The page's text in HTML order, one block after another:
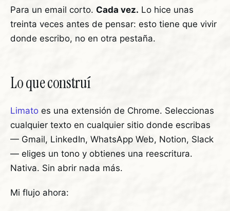
Para un email corto. Cada vez. Lo hice unas
treinta veces antes de pensar: esto tiene que vivir
donde escribo, no en otra pestaña.
Lo que construí
Limato es una extensión de Chrome. Seleccionas
cualquier texto en cualquier sitio donde escribas
— Gmail, LinkedIn, WhatsApp Web, Notion, Slack
— eliges un tono y obtienes una reescritura.
Nativa. Sin abrir nada más.
Mi flujo ahora: